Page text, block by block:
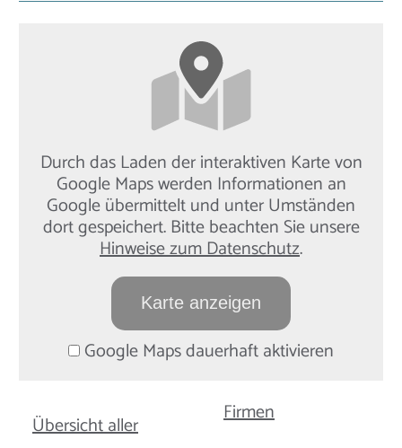
Durch das Laden der interaktiven Karte von
Google Maps werden Informationen an
Google übermittelt und unter Umständen
dort gespeichert. Bitte beachten Sie unsere
Hinweise zum Datenschutz.
Karte anzeigen
Google Maps dauerhaft aktivieren
Übersicht aller Firmen